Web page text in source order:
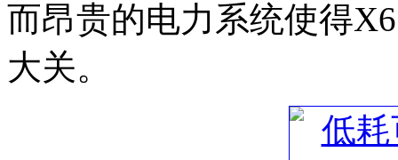
而昂贵的电力系统使得
大关。